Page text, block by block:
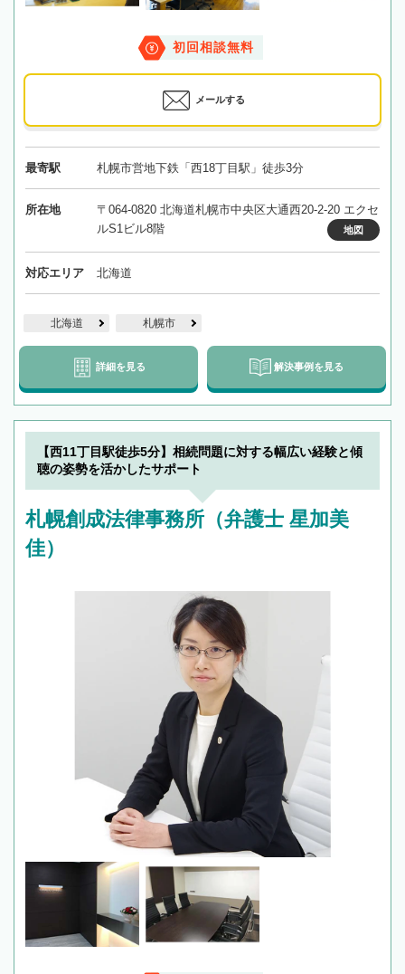
初回相談無料
メールする
最寄駅 札幌市営地下鉄「西18丁目駅」徒歩3分
所在地
〒064-0820 北海道札幌市中央区大通西20-2-20 エクセ
ルS1ビル8階
地図
対応エリア 北海道
北海道 札幌市
詳細を見る 解決事例を見る
【西11丁目駅徒歩5分】相続問題に対する幅広い経験と傾
聴の姿勢を活かしたサポート
札幌創成法律事務所（弁護士 星加美
佳）